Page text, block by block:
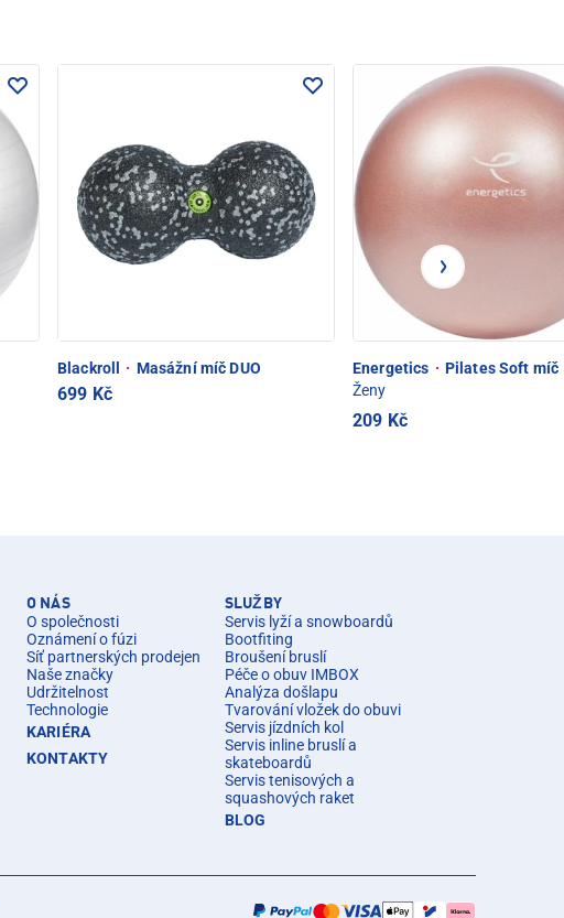
Blackroll · Masážní míč DUO
699 Kč
Energetics · Pilates Soft míč
Ženy
209 Kč
O NÁS
O společnosti
Oznámení o fúzi
Síť partnerských prodejen
Naše značky
Udržitelnost
Technologie
KARIÉRA
KONTAKTY
SLUŽBY
Servis lyží a snowboardů
Bootfiting
Broušení bruslí
Péče o obuv IMBOX
Analýza došlapu
Tvarování vložek do obuvi
Servis jízdních kol
Servis inline bruslí a
skateboardů
Servis tenisových a
squashových raket
BLOG